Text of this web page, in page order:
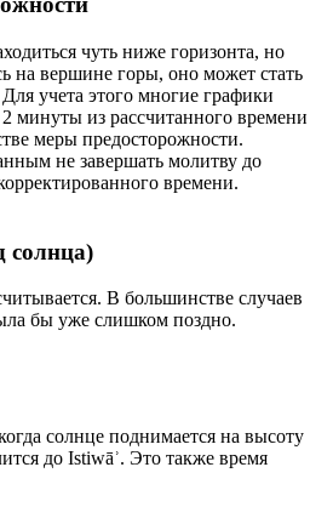
чуть ниже горизонта, но
на вершине горы, оно может стать
учета этого многие графики
минуты из рассчитанного времени
меры предосторожности.
не завершать молитву до
времени.
солнца)
В большинстве случаев
бы уже слишком поздно.
солнце поднимается на высоту
до Istiwāʾ. Это также время